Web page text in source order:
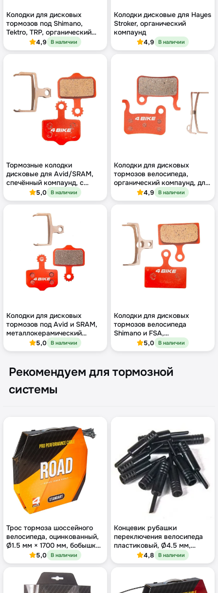
Колодки для дисковых
тормозов под Shimano,
Tektro, TRP, органический
компаунд4,9 В наличии
Колодки дисковые для Hayes
Stroker, органический
компаунд
4,9 В наличии
Тормозные колодки
дисковые для Avid/SRAM,
спечённый компаунд, с
металлическим
теплоотводом
5,0 В наличии
Колодки для дисковых
тормозов велосипеда,
органический компаунд, для
Shimano / TRP
4,9 В наличии
Колодки для дисковых
тормозов под Avid и SRAM,
металлокерамический
компаунд5,0 В наличии
Колодки для дисковых
тормозов велосипеда
Shimano и FSA,
полуметаллический
компаунд
5,0 В наличии
Рекомендуем для тормозной
системы
Трос тормоза шоссейного
велосипеда, оцинкованный,
Ø1.5 мм × 1700 мм, бобышка
Shimano, бухта 100 шт
5,0 В наличии
Концевик рубашки
переключения велосипеда
пластиковый, Ø4.5 мм,
чёрный
4,8 В наличии